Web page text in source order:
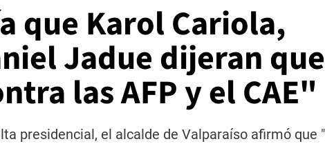
que Karol Cariola,
Jadue dijeran que
las AFP y el CAE"
presidencial, el alcalde de Valparaíso afirmó que